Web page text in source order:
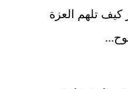
تلهم العزة